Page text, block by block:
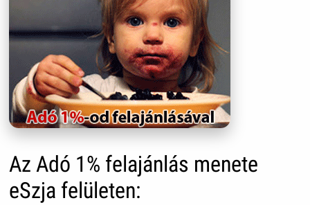
Az Adó 1% felajánlás menete
eSzja felületen: